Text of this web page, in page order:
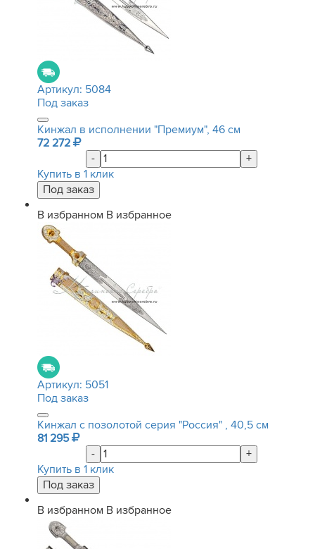
Артикул: 5084
Под заказ
Кинжал в исполнении "Премиум", 46 см
72 272
-
+
Купить в 1 клик
В избранном В избранное
Артикул: 5051
Под заказ
Кинжал с позолотой серия "Россия" , 40,5 см
81 295
-
+
Купить в 1 клик
В избранном В избранное